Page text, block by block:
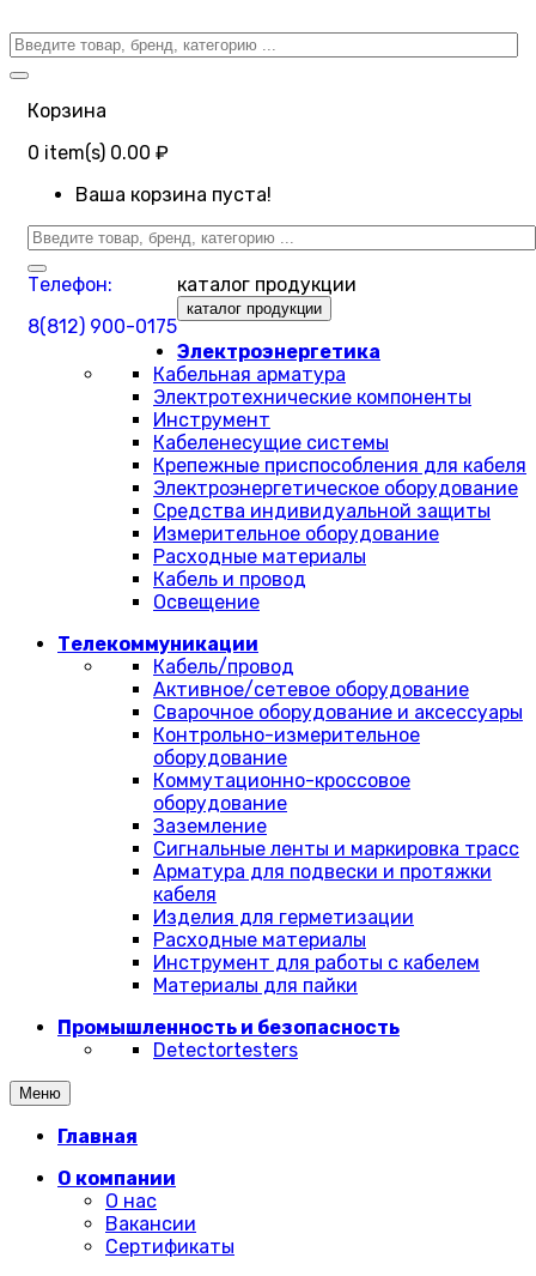
Корзина
0 item(s) 0.00 ₽
Ваша корзина пуста!
Телефон:
8(812) 900-0175
каталог продукции
каталог продукции
Электроэнергетика
Кабельная арматура
Электротехнические компоненты
Инструмент
Кабеленесущие системы
Крепежные приспособления для кабеля
Электроэнергетическое оборудование
Средства индивидуальной защиты
Измерительное оборудование
Расходные материалы
Кабель и провод
Освещение
Телекоммуникации
Кабель/провод
Активное/сетевое оборудование
Сварочное оборудование и аксессуары
Контрольно-измерительное
оборудование
Коммутационно-кроссовое
оборудование
Заземление
Сигнальные ленты и маркировка трасс
Арматура для подвески и протяжки
кабеля
Изделия для герметизации
Расходные материалы
Инструмент для работы с кабелем
Материалы для пайки
Промышленность и безопасность
Detectortesters
Меню
Главная
О компании
О нас
Вакансии
Сертификаты